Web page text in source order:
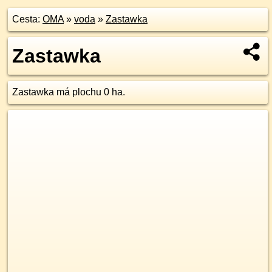
Cesta: OMA» voda » Zastawka
Zastawka
Zastawka má plochu 0 ha.